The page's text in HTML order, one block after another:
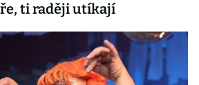
ti raději utíkají